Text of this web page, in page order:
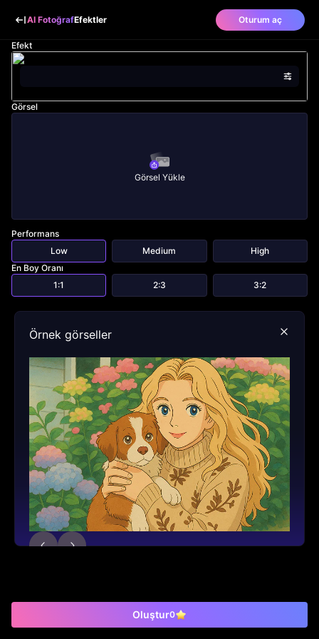
AI FotoğrafEfektler Oturum aç
Efekt
Görsel
Görsel Yükle
Performans
Low
Medium
High
En Boy Oranı
1:1
2:3 3:2
Oluştur0
Örnek görseller